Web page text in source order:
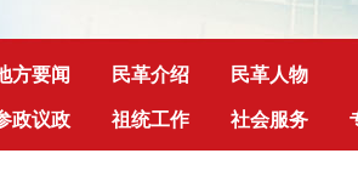
方要闻 民革介绍 民革人物
政议政 祖统工作 社会服务